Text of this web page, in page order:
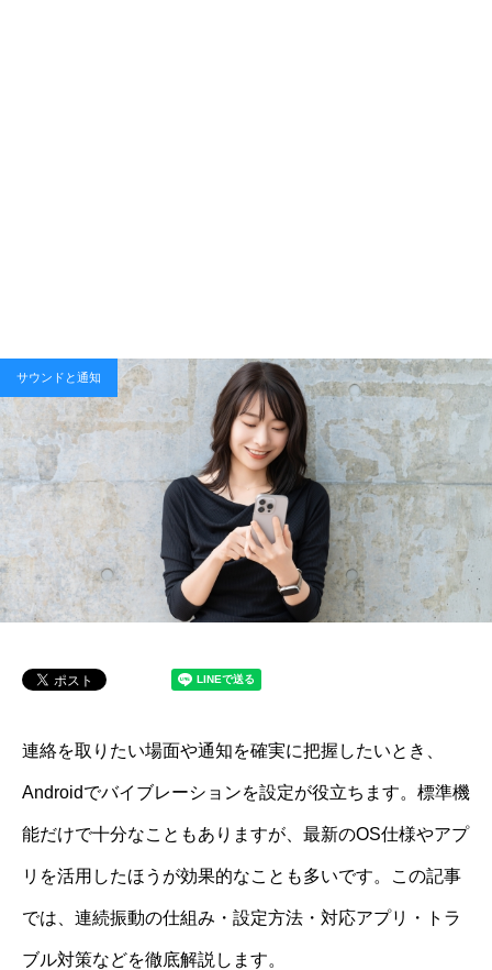
サウンドと通知
連絡を取りたい場面や通知を確実に把握したいとき、
Androidでバイブレーションを設定が役立ちます。標準機
能だけで十分なこともありますが、最新のOS仕様やアプ
リを活用したほうが効果的なことも多いです。この記事
では、連続振動の仕組み・設定方法・対応アプリ・トラ
ブル対策などを徹底解説します。